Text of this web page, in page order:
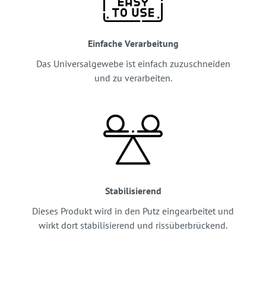
Einfache Verarbeitung
Das Universalgewebe ist einfach zuzuschneiden
und zu verarbeiten.
Stabilisierend
Dieses Produkt wird in den Putz eingearbeitet und
wirkt dort stabilisierend und rissüberbrückend.